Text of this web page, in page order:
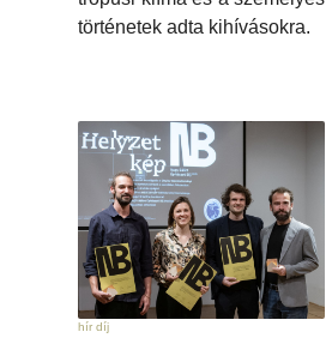
történetek adta kihívásokra.
hír díj